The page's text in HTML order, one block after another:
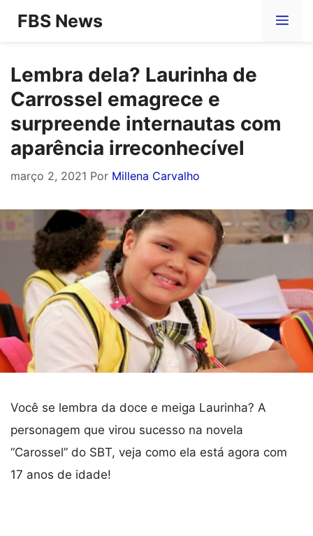
Pular
conteúdo
FBS News
Lembra dela? Laurinha de
Carrossel emagrece e
surpreende internautas com
aparência irreconhecível
março 2, 2021 Por Millena Carvalho
Você se lembra da doce e meiga Laurinha? A
personagem que virou sucesso na novela
“Carossel” do SBT, veja como ela está agora com
17 anos de idade!